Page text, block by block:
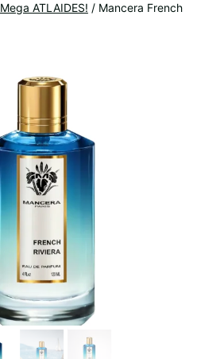
Mega ATLAIDES! / Mancera French